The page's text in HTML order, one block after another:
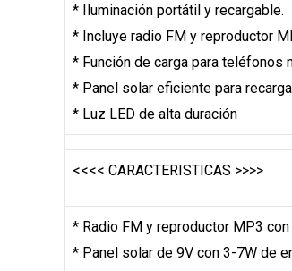
* Iluminación portátil y recargable.
* Incluye radio FM y reproductor
* Función de carga para teléfonos
* Panel solar eficiente para
* Luz LED de alta duración
<<<< CARACTERISTICAS >>>>
* Radio FM y reproductor MP3
* Panel solar de 9V con 3-7W de